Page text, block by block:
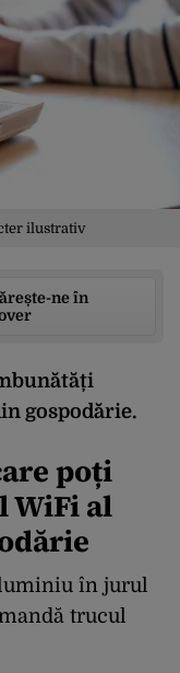
ilustrativ
ne în
gospodărie.
poți
WiFi al
în jurul
trucul